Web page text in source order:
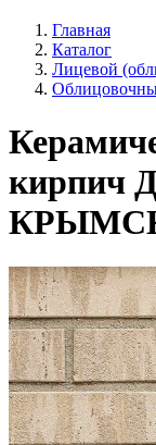
Главная
Каталог
Лицевой
кирпич